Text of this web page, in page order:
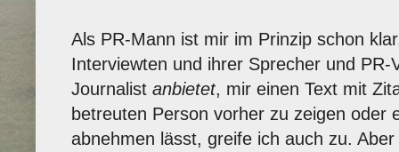
Als PR-Mann ist mir im Prinzip schon
Interviewten und ihrer Sprecher und
Journalist anbietet, mir einen Text mit
betreuten Person vorher zu zeigen oder
abnehmen lässt, greife ich auch zu.